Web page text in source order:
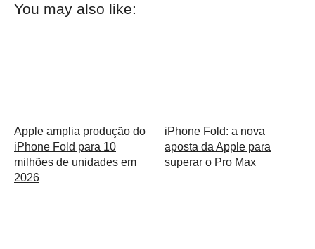
You may also like:
Apple amplia produção do
iPhone Fold para 10
milhões de unidades em
2026
iPhone Fold: a nova
aposta da Apple para
superar o Pro Max